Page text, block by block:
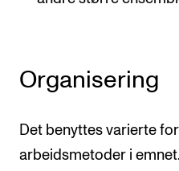
Organisering
Det benyttes varierte
arbeidsmetoder i